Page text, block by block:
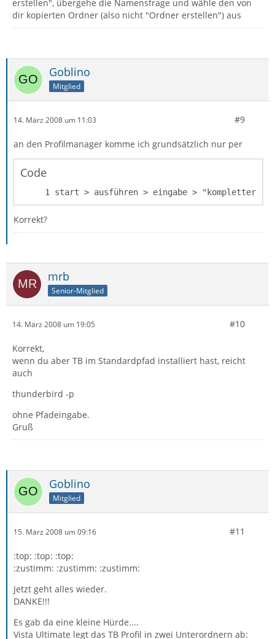
erstellen", übergehe die Namensfrage und wähle den von
dir kopierten Ordner (also nicht "Ordner erstellen") aus
Goblino
Mitglied
14. März 2008 um 11:03 #9
an den Profilmanager komme ich grundsätzlich nur per
Code
start > ausführen > eingabe > "kompletter
Korrekt?
mrb
Senior-Mitglied
14. März 2008 um 19:05 #10
Korrekt,
wenn du aber TB im Standardpfad installiert hast, reicht
auch
thunderbird -p
ohne Pfadeingabe.
Gruß
Goblino
Mitglied
15. März 2008 um 09:16 #11
:top: :top: :top:
:zustimm: :zustimm: :zustimm:
Jetzt geht alles wieder.
DANKE!!!
Es gab da eine kleine Hürde....
Vista Ultimate legt das TB Profil in zwei Unterordnern ab: